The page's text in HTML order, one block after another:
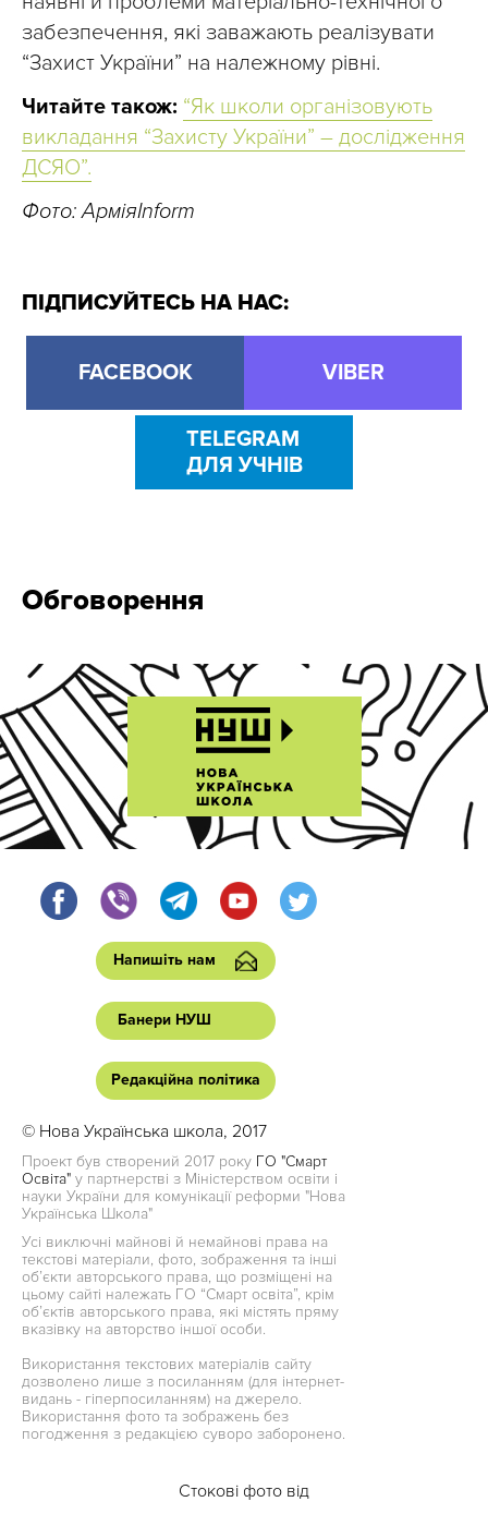
забезпечення, які заважають реалізувати
“Захист України” на належному рівні.
Читайте також: “Як школи організовують
викладання “Захисту України” – дослідження
ДСЯО”.
Фото: АрміяInform
ПІДПИСУЙТЕСЬ НА НАС:
FACEBOOK VIBER
TELEGRAM
ДЛЯ УЧНІВ
Обговорення
Напишіть нам
Банери НУШ
Редакційна політика
© Нова Українська школа, 2017
Проект був створений 2017 року ГО "Смарт
Освіта" у партнерстві з Міністерством освіти і
науки України для комунікації реформи "Нова
Українська Школа"
Усі виключні майнові й немайнові права на
текстові матеріали, фото, зображення та інші
об’єкти авторського права, що розміщені на
цьому сайті належать ГО “Смарт освіта”, крім
об’єктів авторського права, які містять пряму
вказівку на авторство іншої особи.
Використання текстових матеріалів сайту
дозволено лише з посиланням (для інтернет-
видань - гіперпосиланням) на джерело.
Використання фото та зображень без
погодження з редакцією суворо заборонено.
Стокові фото від